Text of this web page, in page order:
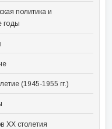
политика и
годы
(1945-1955 гг.)
XX столетия